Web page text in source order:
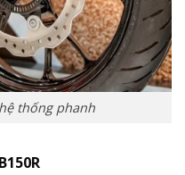
thống phanh